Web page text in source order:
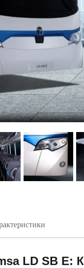
LD SB E: